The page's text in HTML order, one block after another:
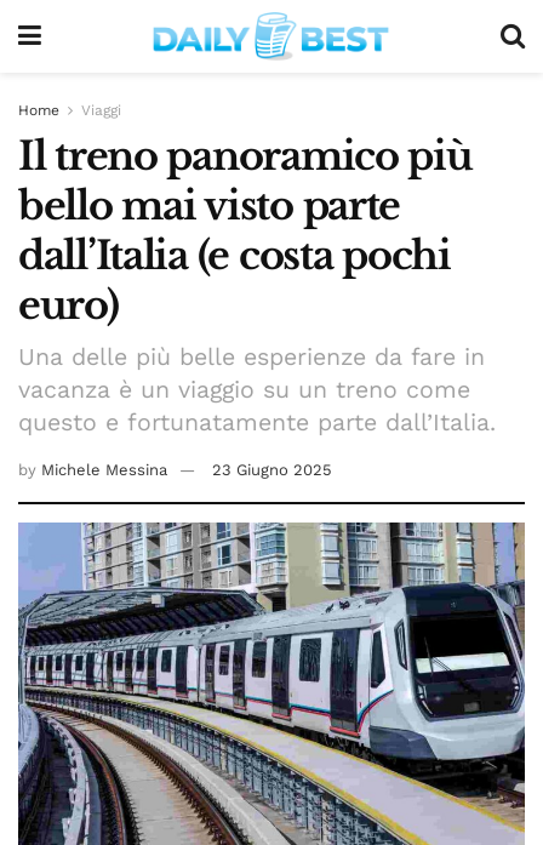
Home Viaggi
Il treno panoramico più
bello mai visto parte
dall’Italia (e costa pochi
euro)
Una delle più belle esperienze da fare in
vacanza è un viaggio su un treno come
questo e fortunatamente parte dall’Italia.
by Michele Messina 23 Giugno 2025